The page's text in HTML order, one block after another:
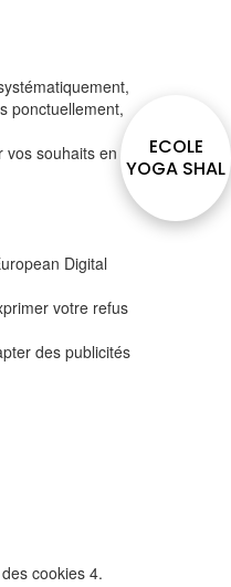
ponctuellement,
vos souhaits en
Digital
votre refus
des publicités
cookies 4.
ECOLE
YOGA SHAL